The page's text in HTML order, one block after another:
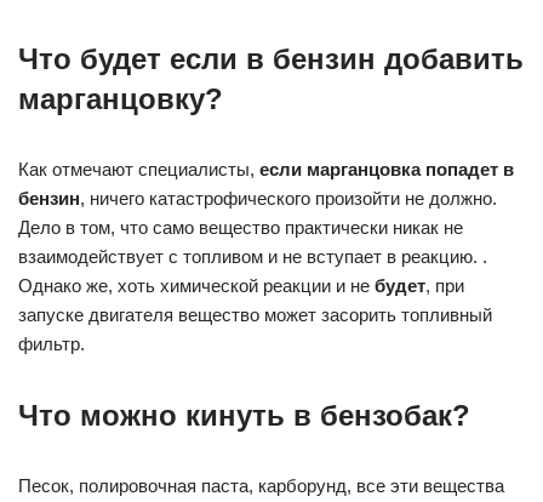
Что будет если в бензин добавить
марганцовку?
Как отмечают специалисты, если марганцовка попадет в
бензин, ничего катастрофического произойти не должно.
Дело в том, что само вещество практически никак не
взаимодействует с топливом и не вступает в реакцию. .
Однако же, хоть химической реакции и не будет, при
запуске двигателя вещество может засорить топливный
фильтр.
Что можно кинуть в бензобак?
Песок, полировочная паста, карборунд, все эти вещества